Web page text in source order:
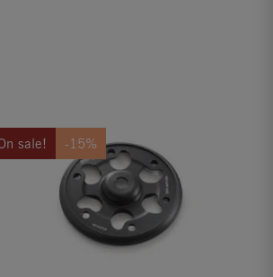
sale! -15%